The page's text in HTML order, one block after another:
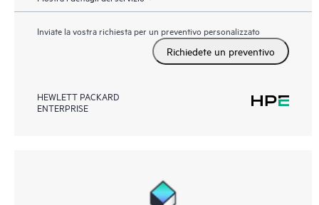
Inviate la vostra richiesta per un preventivo personalizzato
Richiedete un preventivo
HEWLETT PACKARD
ENTERPRISE